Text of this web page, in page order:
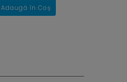
Adaugă în Coș